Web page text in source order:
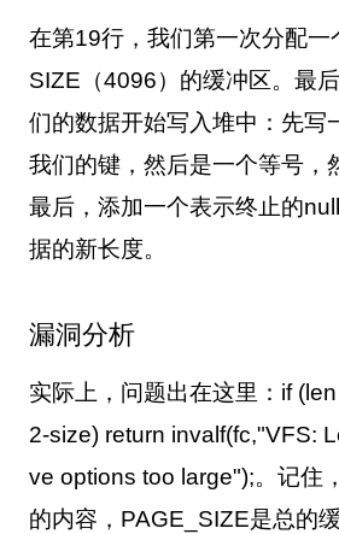
在第19行，我们第一次分配一
SIZE （4096）的缓冲区。最
们的数据开始写入堆中：先写
我们的键，然后是一个等号，
最后，添加一个表示终止的
据的新长度。
漏洞分析
实际上，问题出在这里： if
2-size) return invalf(fc,"VFS:
ve options too large");。记住，
的内容， PAGE_SIZE是总的